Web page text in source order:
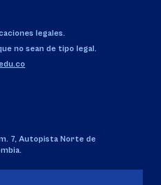
legales.
no sean de tipo legal.
7, Autopista Norte de